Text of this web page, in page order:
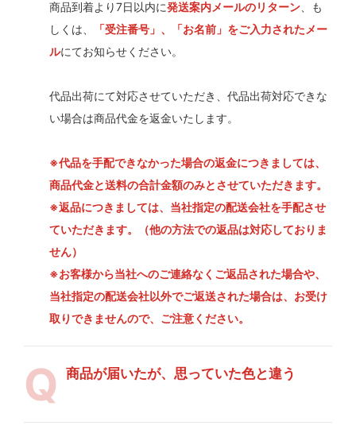
商品到着より7日以内に発送案内メールのリターン、も
しくは、
「受注番号」、「お名前」をご入力されたメー
ルにてお知らせください。
代品出荷にて対応させていただき、代品出荷対応できな
い場合は商品代金を返金いたします。
※代品を手配できなかった場合の返金につきましては、
商品代金と送料の合計金額のみとさせていただきます。
※返品につきましては、当社指定の配送会社を手配させ
ていただきます。（他の方法での返品は対応しておりま
せん）
※お客様から当社へのご連絡なくご返品された場合や、
当社指定の配送会社以外でご返送された場合は、お受け
取りできませんので、ご注意ください。
商品が届いたが、思っていた色と違う